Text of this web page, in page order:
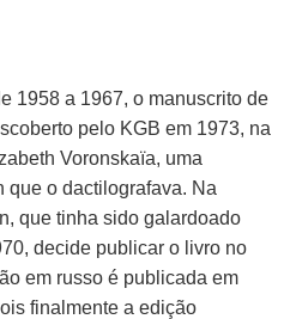
1958 a 1967, o manuscrito de
pelo KGB em 1973, na
Voronskaïa, uma
o dactilografava. Na
que tinha sido galardoado
decide publicar o livro no
em russo é publicada em
finalmente a edição